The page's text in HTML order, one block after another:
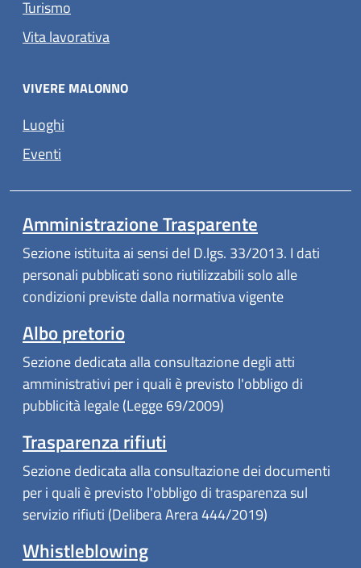
Turismo
Vita lavorativa
VIVERE MALONNO
Luoghi
Eventi
Amministrazione Trasparente
Sezione istituita ai sensi del D.lgs. 33/2013. I dati
personali pubblicati sono riutilizzabili solo alle
condizioni previste dalla normativa vigente
Albo pretorio
Sezione dedicata alla consultazione degli atti
amministrativi per i quali è previsto l'obbligo di
pubblicità legale (Legge 69/2009)
Trasparenza rifiuti
Sezione dedicata alla consultazione dei documenti
per i quali è previsto l'obbligo di trasparenza sul
servizio rifiuti (Delibera Arera 444/2019)
Whistleblowing